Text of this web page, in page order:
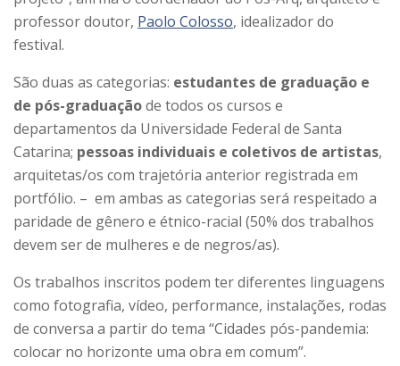
professor doutor, Paolo Colosso, idealizador do
festival.
São duas as categorias: estudantes de graduação e
de pós-graduaçãode todos os cursos e
departamentos da Universidade Federal de Santa
Catarina; pessoas individuais e coletivos de artistas,
arquitetas/os com trajetória anterior registrada em
portfólio. – em ambas as categorias será respeitado a
paridade de gênero e étnico-racial (50% dos trabalhos
devem ser de mulheres e de negros/as).
Os trabalhos inscritos podem ter diferentes linguagens
como fotografia, vídeo, performance, instalações, rodas
de conversa a partir do tema “Cidades pós-pandemia:
colocar no horizonte uma obra em comum”.